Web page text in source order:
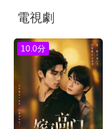
電視劇
10.0分